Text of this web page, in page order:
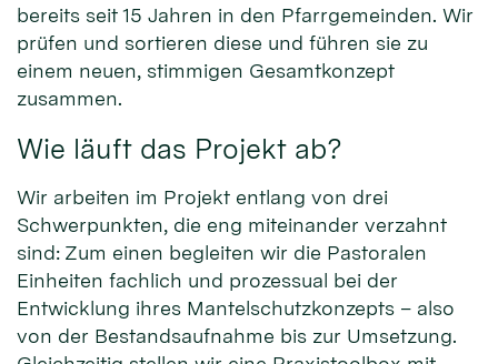
bereits seit 15 Jahren in den Pfarrgemeinden. Wir
prüfen und sortieren diese und führen sie zu
einem neuen, stimmigen Gesamtkonzept
zusammen.
Wie läuft das Projekt ab?
Wir arbeiten im Projekt entlang von drei
Schwerpunkten, die eng miteinander verzahnt
sind: Zum einen begleiten wir die Pastoralen
Einheiten fachlich und prozessual bei der
Entwicklung ihres Mantelschutzkonzepts – also
von der Bestandsaufnahme bis zur Umsetzung.